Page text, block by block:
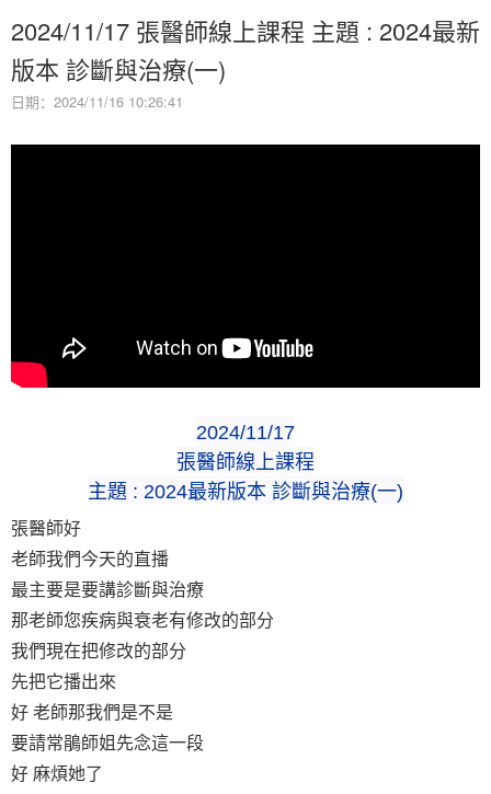
2024/11/17 張醫師線上課程 主題 : 2024最新
版本 診斷與治療(一)
日期：2024/11/16 10:26:41
2024/11/17
張醫師線上課程
主題 : 2024最新版本 診斷與治療(一)
張醫師好
老師我們今天的直播
最主要是要講診斷與治療
那老師您疾病與衰老有修改的部分
我們現在把修改的部分
先把它播出來
好 老師那我們是不是
要請常鵑師姐先念這一段
好 麻煩她了